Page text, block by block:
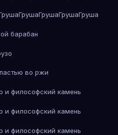
ГрушаГрушаГрушаГруша
барабан
во ржи
и философский камень
и философский камень
и философский камень